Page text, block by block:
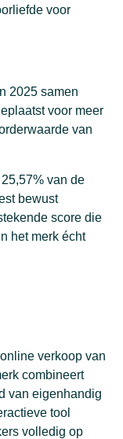
voor
2025 samen
voor meer
van
van de
bewust
score die
het merk écht
verkoop van
combineert
van eigenhandig
tool
volledig op